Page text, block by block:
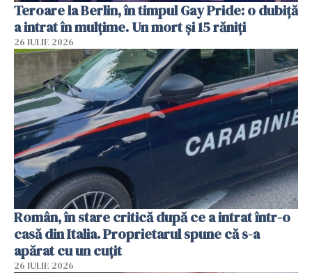
Teroare la Berlin, în timpul Gay Pride: o dubiță
a intrat în mulțime. Un mort și 15 răniți
26 IULIE 2026
Român, în stare critică după ce a intrat într-o
casă din Italia. Proprietarul spune că s-a
apărat cu un cuțit
26 IULIE 2026